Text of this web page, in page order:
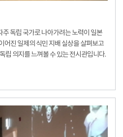
주 독립 국가로 나아가려는 노력이 일본
어진 일제의 식민 지배 실상을 살펴보고
립 의지를 느껴볼 수 있는 전시관입니다.